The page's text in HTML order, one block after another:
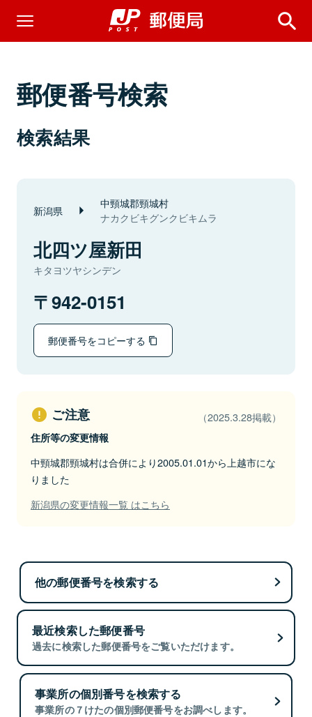
郵便番号検索
検索結果
新潟県 中頸城郡頸城村
ナカクビキグンクビキムラ
北四ツ屋新田
キタヨツヤシンデン
942-0151
郵便番号をコピーする
ご注意 （2025.3.28掲載）
住所等の変更情報
中頸城郡頸城村は合併により2005.01.01から上越市にな
りました
新潟県の変更情報一覧 はこちら
他の郵便番号を検索する
最近検索した郵便番号
過去に検索した郵便番号をご覧いただけます。
事業所の個別番号を検索する
事業所の７けたの個別郵便番号をお調べします。